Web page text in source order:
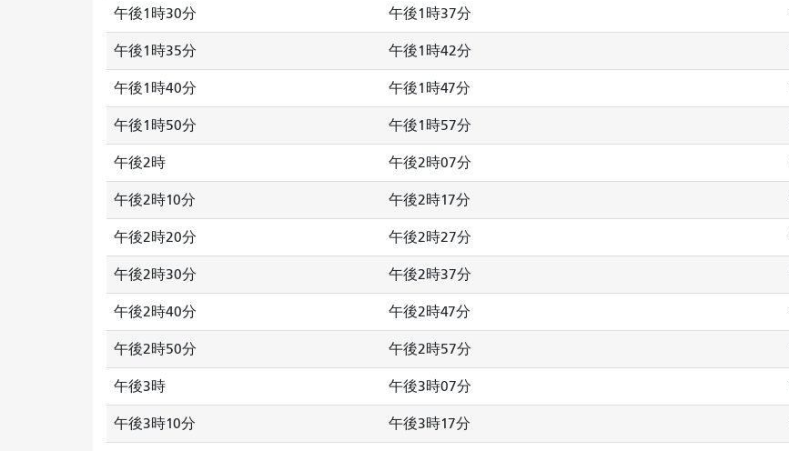
午後1時30分 午後1時37分
午後1時35分 午後1時42分
午後1時40分 午後1時47分
午後1時50分 午後1時57分
午後2時 午後2時07分
午後2時10分 午後2時17分
午後2時20分 午後2時27分
午後2時30分 午後2時37分
午後2時40分 午後2時47分
午後2時50分 午後2時57分
午後3時 午後3時07分
午後3時10分 午後3時17分